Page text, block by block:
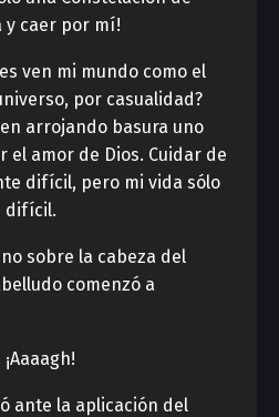
y caer por mí!
ven mi mundo como el
por casualidad?
arrojando basura uno
el amor de Dios. Cuidar de
difícil, pero mi vida sólo
difícil.
sobre la cabeza del
comenzó a
ante la aplicación del